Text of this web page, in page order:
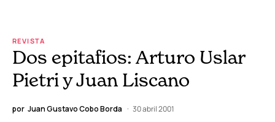
REVISTA
Dos epitafios: Arturo Uslar
Pietri y Juan Liscano
por Juan Gustavo Cobo Borda 30 abril 2001